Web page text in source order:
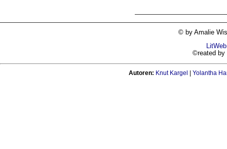
© by Amalie
©reated by
Autoren: Knut Kargel Yolantha